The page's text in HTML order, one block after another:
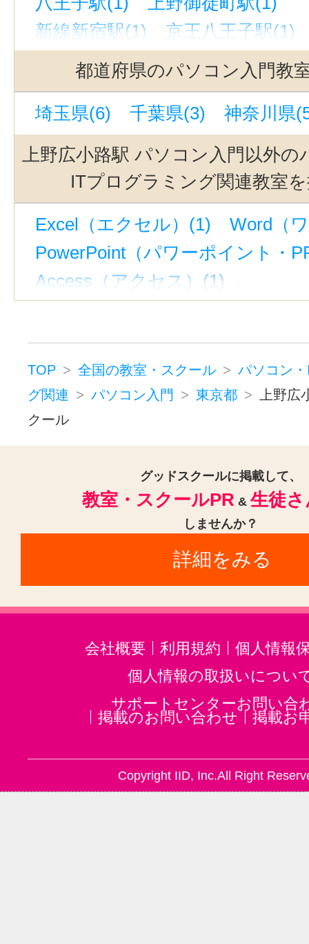
新線新宿駅(1)
京王八王子駅(1)
大井町駅(1)
渋谷駅(1)
浅草駅(東武)（メトロ）（都営）
錦糸町駅(東京)(1)
池袋駅(1)
銀座駅(1)
都道府県のパソコン入門教
埼玉県(6) 千葉県(3)
神奈川県
上野広小路駅 パソコン入門以外の
ITプログラミング関連教室
Excel（エクセル）(1)
Word（
PowerPoint（パワーポイント・
Access（アクセス）(1)
ホームページ・WEB制作(1)
JAVA(1)
ITパスポート(1)
パソコン・ITプログラミングそ
TOP 全国の教室・スクール
パソコン
グ関連
パソコン入門 東京都
上野
クール
グッドスクールに掲載して、
教室・スクールPR & 生徒
しませんか？
詳細をみる
会社概要 利用規約
個人情報
個人情報の取扱いについ
サポートセンターお問い合
掲載のお問い合わせ
掲載お
Copyright IID, Inc.All Right